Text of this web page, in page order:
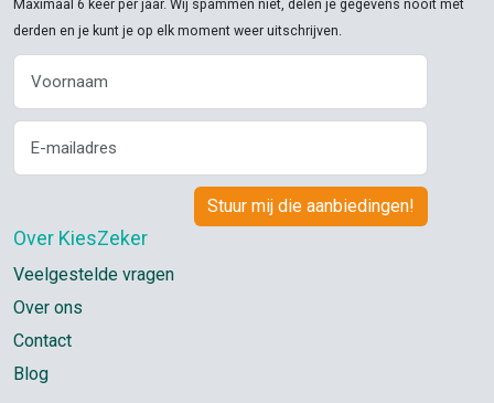
Maximaal 6 keer per jaar. Wij spammen niet, delen je gegevens nooit met
derden en je kunt je op elk moment weer uitschrijven.
Over KiesZeker
Veelgestelde vragen
Over ons
Contact
Blog